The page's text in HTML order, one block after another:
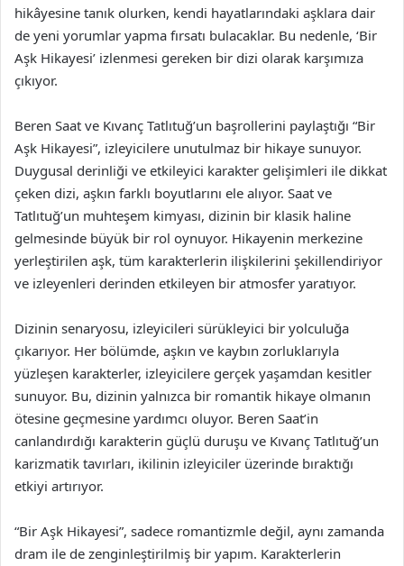
hikâyesine tanık olurken, kendi hayatlarındaki aşklara dair
de yeni yorumlar yapma fırsatı bulacaklar. Bu nedenle, ‘Bir
Aşk Hikayesi’ izlenmesi gereken bir dizi olarak karşımıza
çıkıyor.
Beren Saat ve Kıvanç Tatlıtuğ’un başrollerini paylaştığı “Bir
Aşk Hikayesi”, izleyicilere unutulmaz bir hikaye sunuyor.
Duygusal derinliği ve etkileyici karakter gelişimleri ile dikkat
çeken dizi, aşkın farklı boyutlarını ele alıyor. Saat ve
Tatlıtuğ’un muhteşem kimyası, dizinin bir klasik haline
gelmesinde büyük bir rol oynuyor. Hikayenin merkezine
yerleştirilen aşk, tüm karakterlerin ilişkilerini şekillendiriyor
ve izleyenleri derinden etkileyen bir atmosfer yaratıyor.
Dizinin senaryosu, izleyicileri sürükleyici bir yolculuğa
çıkarıyor. Her bölümde, aşkın ve kaybın zorluklarıyla
yüzleşen karakterler, izleyicilere gerçek yaşamdan kesitler
sunuyor. Bu, dizinin yalnızca bir romantik hikaye olmanın
ötesine geçmesine yardımcı oluyor. Beren Saat’in
canlandırdığı karakterin güçlü duruşu ve Kıvanç Tatlıtuğ’un
karizmatik tavırları, ikilinin izleyiciler üzerinde bıraktığı
etkiyi artırıyor.
“Bir Aşk Hikayesi”, sadece romantizmle değil, aynı zamanda
dram ile de zenginleştirilmiş bir yapım. Karakterlerin